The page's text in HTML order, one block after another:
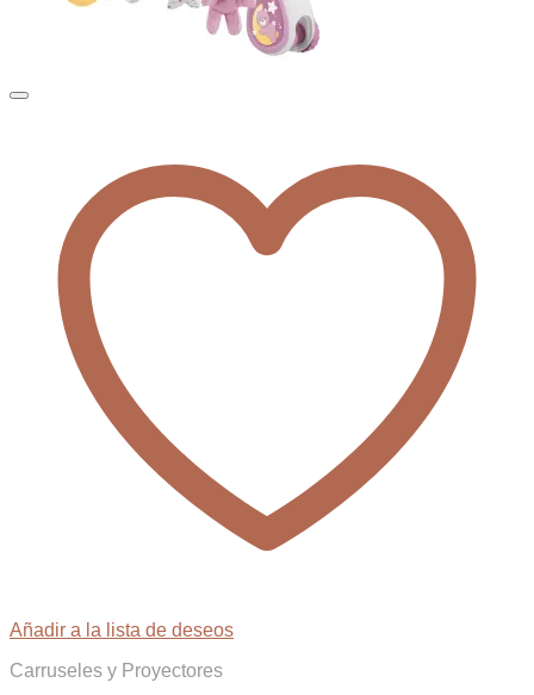
Añadir a la lista de deseos
Carruseles y Proyectores